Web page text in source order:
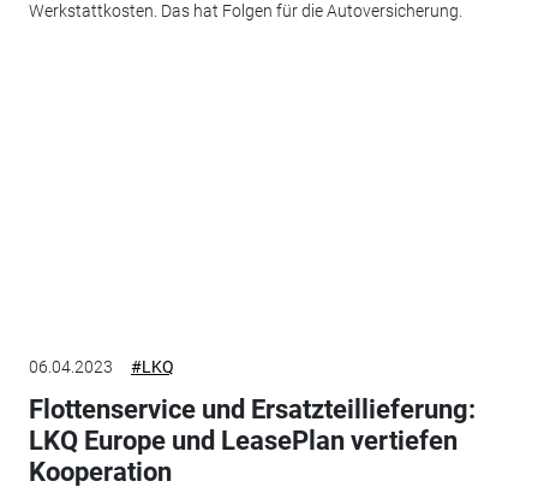
Werkstattkosten. Das hat Folgen für die Autoversicherung.
06.04.2023 #LKQ
Flottenservice und Ersatzteillieferung:
LKQ Europe und LeasePlan vertiefen
Kooperation